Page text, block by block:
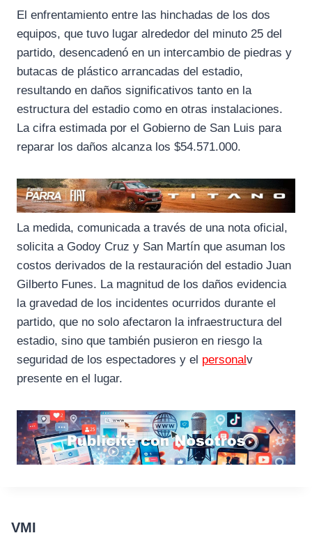
El enfrentamiento entre las hinchadas de los dos
equipos, que tuvo lugar alrededor del minuto 25 del
partido, desencadenó en un intercambio de piedras y
butacas de plástico arrancadas del estadio,
resultando en daños significativos tanto en la
estructura del estadio como en otras instalaciones.
La cifra estimada por el Gobierno de San Luis para
reparar los daños alcanza los $54.571.000.
La medida, comunicada a través de una nota oficial,
solicita a Godoy Cruz y San Martín que asuman los
costos derivados de la restauración del estadio Juan
Gilberto Funes. La magnitud de los daños evidencia
la gravedad de los incidentes ocurridos durante el
partido, que no solo afectaron la infraestructura del
estadio, sino que también pusieron en riesgo la
seguridad de los espectadores y el personalv
presente en el lugar.
VMI